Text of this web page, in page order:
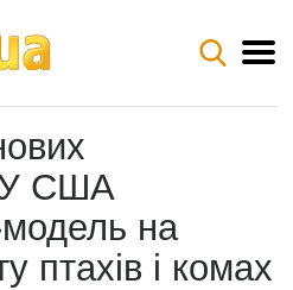
У США
на
птахів і комах